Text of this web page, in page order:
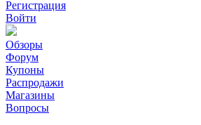
Регистрация
Войти
Обзоры
Форум
Купоны
Распродажи
Магазины
Вопросы